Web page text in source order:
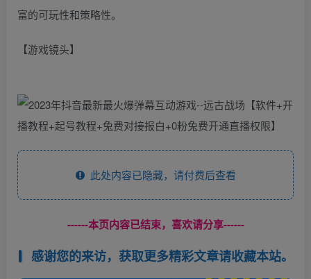
富的可玩性和策略性。
【游戏镜头】
此处内容已隐藏，请付费后查看
------本页内容已结束，喜欢请分享------
感谢您的来访，获取更多精彩文章请收藏本站。